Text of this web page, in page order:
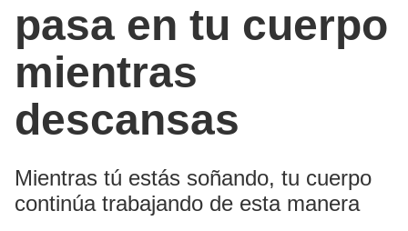
pasa en tu cuerpo
mientras
descansas
Mientras tú estás soñando, tu cuerpo
continúa trabajando de esta manera